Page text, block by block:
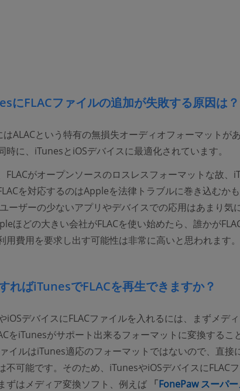
にFLACファイルの追加が失敗する原因は？
ALACという特有の無損失オーディオフォーマットが
時に、iTunesとiOSデバイスに最適化されています。
FLACがオープンソースのロスレスフォーマットな故、
を対応するのはAppleを法律トラブルに巻き込むかも
ーザーの少ないアプリやデバイスでの応用はあまり気
ほどの大きい会社がFLACを使い始めたら、誰かが
用費用を要求し出す可能性は非常に高いと思われます。
ればiTunesでFLACを再生できますか？
iOSデバイスにFLACファイルを入れるには、まずメデ
をiTunesがサポート出来るフォーマットに変換するこ
イルはiTunes適応のフォーマットではないので、直接
不可能です。そのため、iTunesやiOSデバイスにFLAC
ずはメディア変換ソフト、例えば 「FonePaw スーパ